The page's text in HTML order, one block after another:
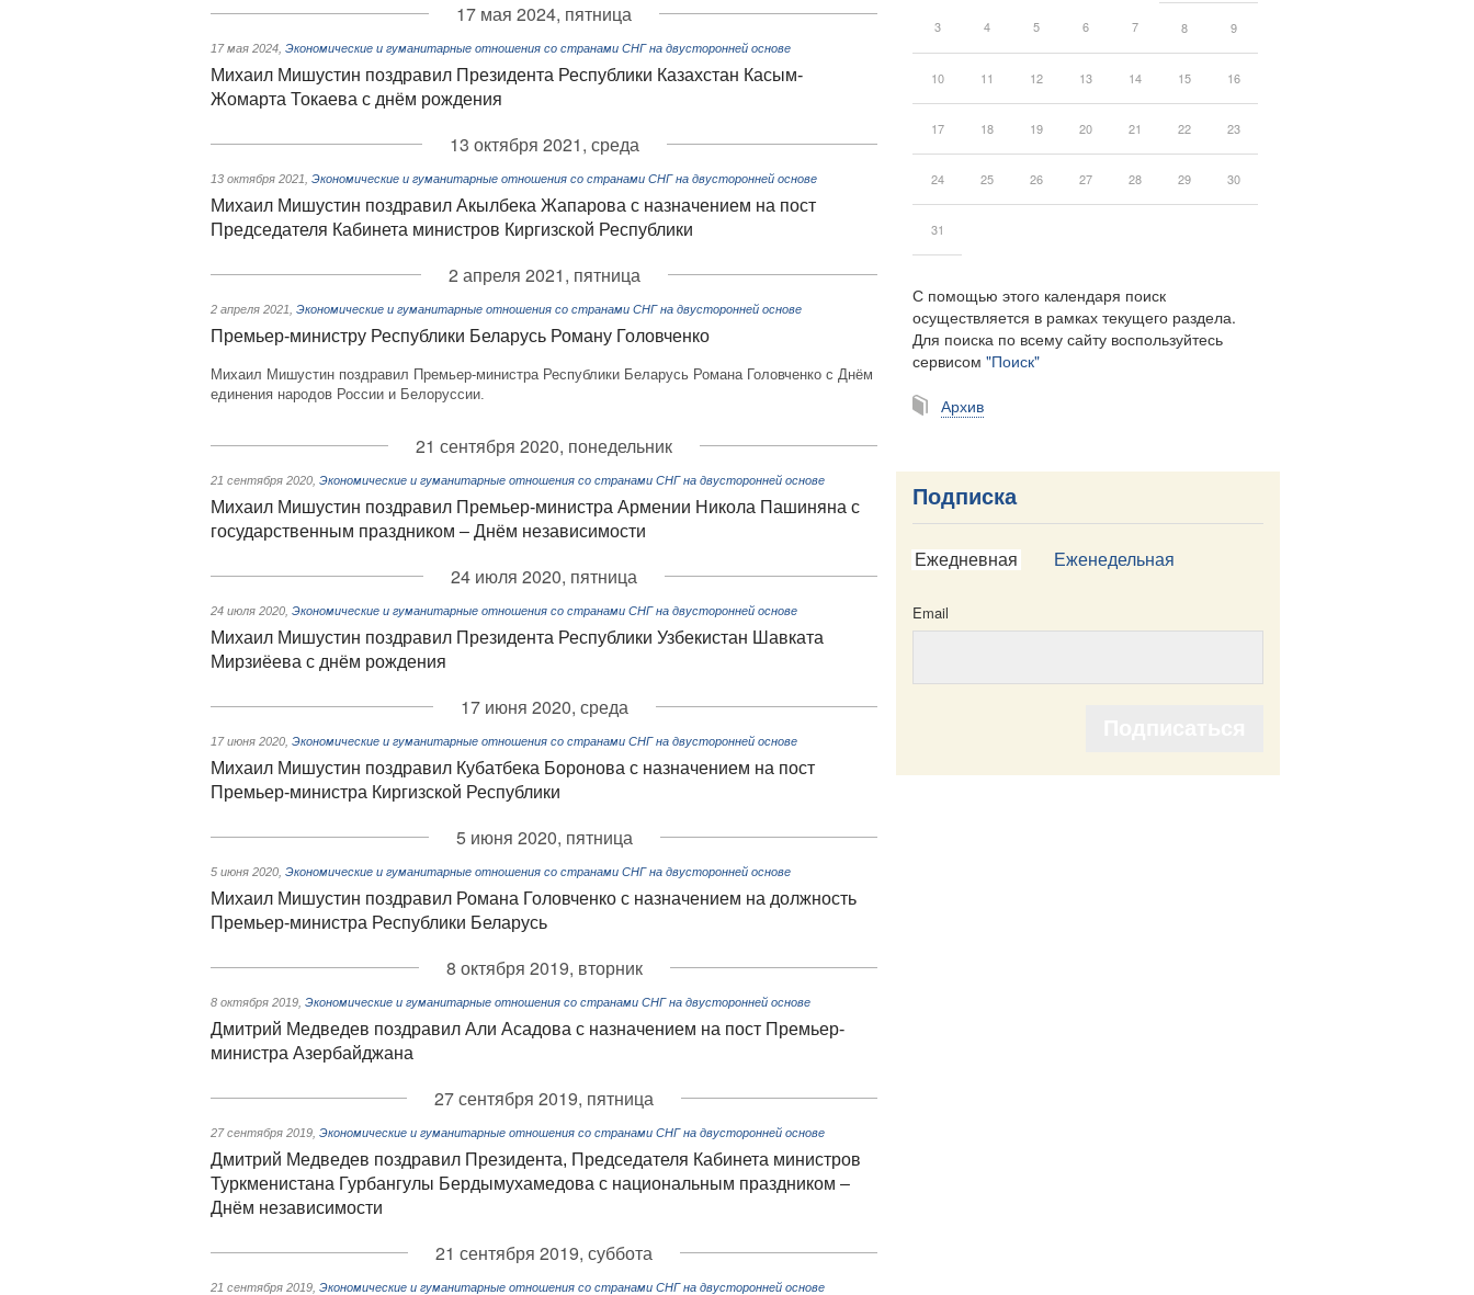
17 мая 2024, пятница
17 мая 2024 Экономические и гуманитарные отношения со странами СНГ на двусторонней основе
Михаил Мишустин поздравил Президента Республики Казахстан Касым-
Жомарта Токаева с днём рождения
13 октября 2021, среда
13 октября 2021 Экономические и гуманитарные отношения со странами СНГ на двусторонней основе
Михаил Мишустин поздравил Акылбека Жапарова с назначением на пост
Председателя Кабинета министров Киргизской Республики
2 апреля 2021, пятница
2 апреля 2021 Экономические и гуманитарные отношения со странами СНГ на двусторонней основе
Премьер-министру Республики Беларусь Роману Головченко
Михаил Мишустин поздравил Премьер-министра Республики Беларусь Романа Головченко с Днём
единения народов России и Белоруссии.
21 сентября 2020, понедельник
21 сентября 2020 Экономические и гуманитарные отношения со странами СНГ на двусторонней основе
Михаил Мишустин поздравил Премьер-министра Армении Никола Пашиняна с
государственным праздником – Днём независимости
24 июля 2020, пятница
24 июля 2020 Экономические и гуманитарные отношения со странами СНГ на двусторонней основе
Михаил Мишустин поздравил Президента Республики Узбекистан Шавката
Мирзиёева с днём рождения
17 июня 2020, среда
17 июня 2020 Экономические и гуманитарные отношения со странами СНГ на двусторонней основе
Михаил Мишустин поздравил Кубатбека Боронова с назначением на пост
Премьер-министра Киргизской Республики
5 июня 2020, пятница
5 июня 2020 Экономические и гуманитарные отношения со странами СНГ на двусторонней основе
Михаил Мишустин поздравил Романа Головченко с назначением на должность
Премьер-министра Республики Беларусь
8 октября 2019, вторник
8 октября 2019 Экономические и гуманитарные отношения со странами СНГ на двусторонней основе
Дмитрий Медведев поздравил Али Асадова с назначением на пост Премьер-
министра Азербайджана
27 сентября 2019, пятница
27 сентября 2019 Экономические и гуманитарные отношения со странами СНГ на двусторонней основе
Дмитрий Медведев поздравил Президента, Председателя Кабинета министров
Туркменистана Гурбангулы Бердымухамедова с национальным праздником –
Днём независимости
21 сентября 2019, суббота
21 сентября 2019 Экономические и гуманитарные отношения со странами СНГ на двусторонней основе
3 4 5 6 7 8 9
10 11 12 13 14 15 16
17 18 19 20 21 22 23
24 25 26 27 28 29 30
31
С помощью этого календаря поиск
осуществляется в рамках текущего раздела.
Для поиска по всему сайту воспользуйтесь
сервисом "Поиск"
Архив
Подписка
Ежедневная Еженедельная
Email